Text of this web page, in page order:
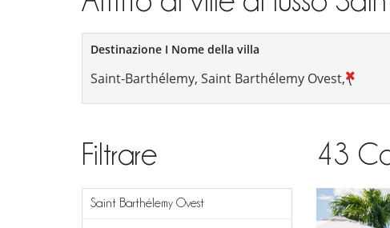
Destinazione I Nome della villa
Filtrare
Saint Barthélemy Ovest
43